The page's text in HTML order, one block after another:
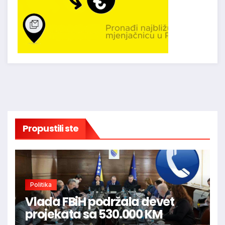
Propustili ste
Politika
Vlada FBiH podržala devet
projekata sa 530.000 KM